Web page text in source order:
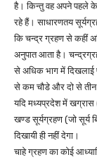
है। किन्तु वह अपने पहले के
रहे हैं। साधारणतय
कि चन्द्र ग्रहण से कहीं
अनुपात आता है।
से अधिक भाग में दिखलाई
से कम चौडे और दो से तीन
यदि मध्यप्रदेश में खग्रास
खण्ड सूर्यग्रहण (जो सूर्य
दिखायी ही नहीं देगा।
चाहे ग्रहण का कोई